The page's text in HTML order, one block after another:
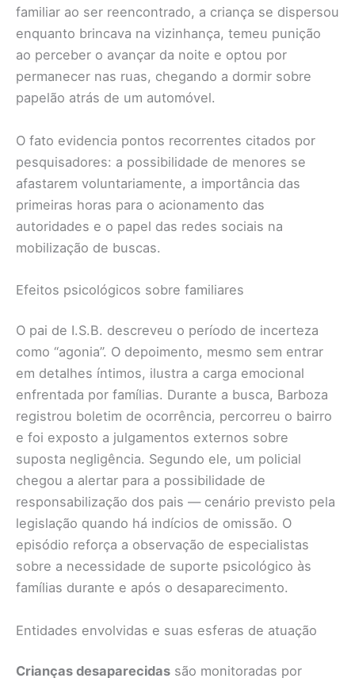
familiar ao ser reencontrado, a criança se dispersou
enquanto brincava na vizinhança, temeu punição
ao perceber o avançar da noite e optou por
permanecer nas ruas, chegando a dormir sobre
papelão atrás de um automóvel.
O fato evidencia pontos recorrentes citados por
pesquisadores: a possibilidade de menores se
afastarem voluntariamente, a importância das
primeiras horas para o acionamento das
autoridades e o papel das redes sociais na
mobilização de buscas.
Efeitos psicológicos sobre familiares
O pai de I.S.B. descreveu o período de incerteza
como “agonia”. O depoimento, mesmo sem entrar
em detalhes íntimos, ilustra a carga emocional
enfrentada por famílias. Durante a busca, Barboza
registrou boletim de ocorrência, percorreu o bairro
e foi exposto a julgamentos externos sobre
suposta negligência. Segundo ele, um policial
chegou a alertar para a possibilidade de
responsabilização dos pais — cenário previsto pela
legislação quando há indícios de omissão. O
episódio reforça a observação de especialistas
sobre a necessidade de suporte psicológico às
famílias durante e após o desaparecimento.
Entidades envolvidas e suas esferas de atuação
Crianças desaparecidas são monitoradas por